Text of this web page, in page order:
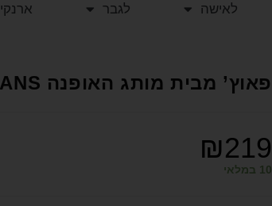
לאישה לגבר
פאוץ’ מבית מותג האופנה PEPE JEANS דגם JARVIS
₪219
10 במלאי